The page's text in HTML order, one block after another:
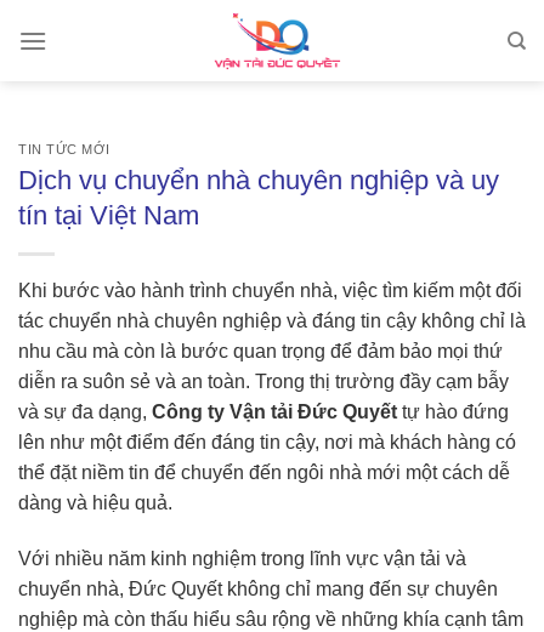
TIN TỨC MỚI
Dịch vụ chuyển nhà chuyên nghiệp và uy
tín tại Việt Nam
Khi bước vào hành trình chuyển nhà, việc tìm kiếm một đối
tác chuyển nhà chuyên nghiệp và đáng tin cậy không chỉ là
nhu cầu mà còn là bước quan trọng để đảm bảo mọi thứ
diễn ra suôn sẻ và an toàn. Trong thị trường đầy cạm bẫy
và sự đa dạng, Công ty Vận tải Đức Quyết tự hào đứng
lên như một điểm đến đáng tin cậy, nơi mà khách hàng có
thể đặt niềm tin để chuyển đến ngôi nhà mới một cách dễ
dàng và hiệu quả.
Với nhiều năm kinh nghiệm trong lĩnh vực vận tải và
chuyển nhà, Đức Quyết không chỉ mang đến sự chuyên
nghiệp mà còn thấu hiểu sâu rộng về những khía cạnh tâm